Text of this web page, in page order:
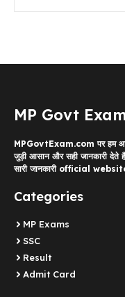
MP Govt
MPGovtExam.com पर हम
जुड़ी आसान और सही जानकारी देते
सारी जानकारी official
Categories
MP Exams
SSC
Result
Admit Card